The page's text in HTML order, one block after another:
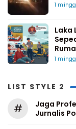
1
Laka
1
LIST STYLE 2
#
Jaga
Jurnalis